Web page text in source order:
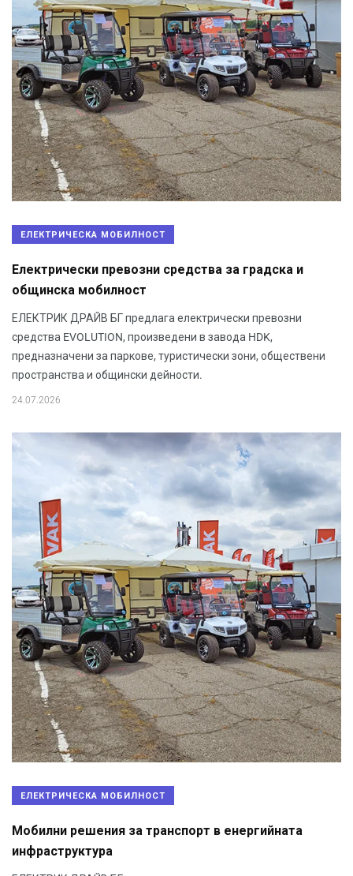
ЕЛЕКТРИЧЕСКА МОБИЛНОСТ
Електрически превозни средства за градска и
общинска мобилност
ЕЛЕКТРИК ДРАЙВ БГ предлага електрически превозни
средства EVOLUTION, произведени в завода HDK,
предназначени за паркове, туристически зони, обществени
пространства и общински дейности.
24.07.2026
ЕЛЕКТРИЧЕСКА МОБИЛНОСТ
Мобилни решения за транспорт в енергийната
инфраструктура